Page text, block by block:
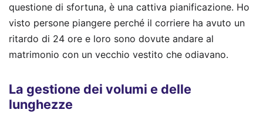
questione di sfortuna, è una cattiva pianificazione. Ho
visto persone piangere perché il corriere ha avuto un
ritardo di 24 ore e loro sono dovute andare al
matrimonio con un vecchio vestito che odiavano.
La gestione dei volumi e delle
lunghezze